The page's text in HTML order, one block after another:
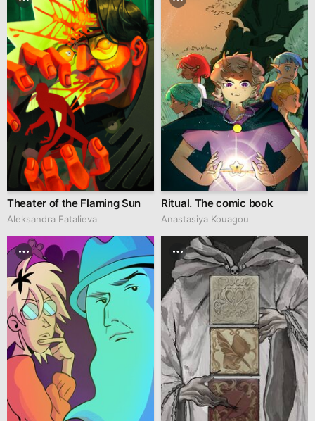
Theater of the Flaming Sun
Aleksandra Fatalieva
Ritual. The comic book
Anastasiya Kouagou